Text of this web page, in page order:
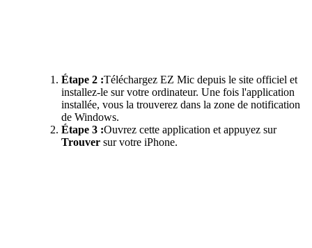
Étape 2 :Téléchargez EZ Mic depuis le site officiel et
installez-le sur votre ordinateur. Une fois l'application
installée, vous la trouverez dans la zone de notification
de Windows.
Étape 3 :Ouvrez cette application et appuyez sur
Trouver sur votre iPhone.